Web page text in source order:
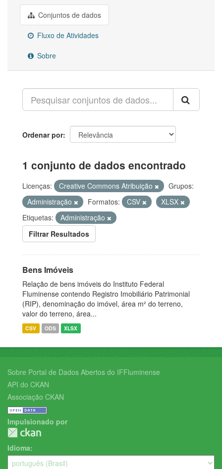
Conjuntos de dados
Fluxo de Atividades
Sobre
Ordenar por
1 conjunto de dados encontrado
Licenças: Creative Commons Atribuição
Grupos:
Administração
Formatos: CSV
XLSX
Etiquetas:
Administração
Filtrar Resultados
Bens Imóveis
Relação de bens imóveis do Instituto Federal
Fluminense contendo Registro Imobiliário Patrimonial
(RIP), denominação do imóvel, área m² do terreno,
valor do terreno, área...
CSV ODS XLSX
Sobre Portal de Dados Abertos do IFFluminense
API do CKAN
Associação CKAN
Impulsionado por
Idioma